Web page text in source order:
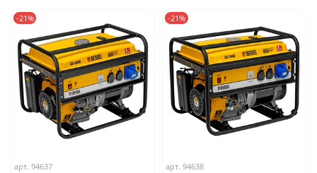
-21%
арт.94637
-21%
арт.94638